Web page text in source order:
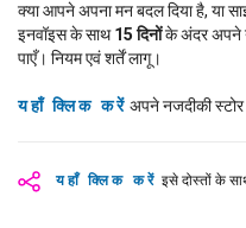
यहाँ क्लिक करें इसे दोस्तों के
क्या आपने अपना मन बदल दिया है, या
इनवॉइस के साथ15 दिनोंके अंदर अपने
पाएँ। नियम एवं शर्तें लागू।
यहाँ क्लिक करें अपने नजदीकी